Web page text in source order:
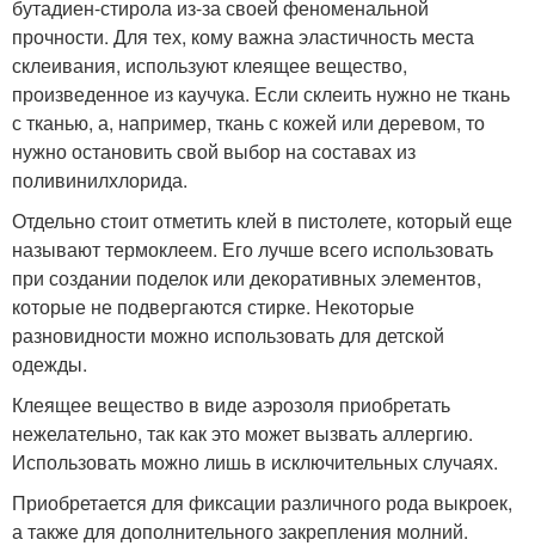
бутадиен-стирола из-за своей феноменальной
прочности. Для тех, кому важна эластичность места
склеивания, используют клеящее вещество,
произведенное из каучука. Если склеить нужно не ткань
с тканью, а, например, ткань с кожей или деревом, то
нужно остановить свой выбор на составах из
поливинилхлорида.
Отдельно стоит отметить клей в пистолете, который еще
называют термоклеем. Его лучше всего использовать
при создании поделок или декоративных элементов,
которые не подвергаются стирке. Некоторые
разновидности можно использовать для детской
одежды.
Клеящее вещество в виде аэрозоля приобретать
нежелательно, так как это может вызвать аллергию.
Использовать можно лишь в исключительных случаях.
Приобретается для фиксации различного рода выкроек,
а также для дополнительного закрепления молний.